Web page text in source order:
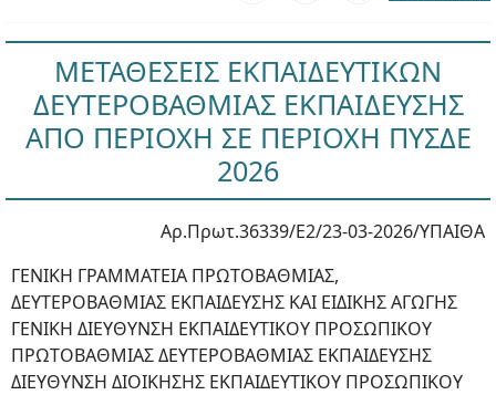
ΜΕΤΑΘΕΣΕΙΣ ΕΚΠΑΙΔΕΥΤΙΚΩΝ
ΔΕΥΤΕΡΟΒΑΘΜΙΑΣ ΕΚΠΑΙΔΕΥΣΗΣ
ΑΠΟ ΠΕΡΙΟΧΗ ΣΕ ΠΕΡΙΟΧΗ ΠΥΣΔΕ
2026
Αρ.Πρωτ.36339/Ε2/23-03-2026/ΥΠΑΙΘΑ
ΓΕΝΙΚΗ ΓΡΑΜΜΑΤΕΙΑ ΠΡΩΤΟΒΑΘΜΙΑΣ,
ΔΕΥΤΕΡΟΒΑΘΜΙΑΣ ΕΚΠΑΙΔΕΥΣΗΣ ΚΑΙ ΕΙΔΙΚΗΣ ΑΓΩΓΗΣ
ΓΕΝΙΚΗ ΔΙΕΥΘΥΝΣΗ ΕΚΠΑΙΔΕΥΤΙΚΟΥ ΠΡΟΣΩΠΙΚΟΥ
ΠΡΩΤΟΒΑΘΜΙΑΣ ΔΕΥΤΕΡΟΒΑΘΜΙΑΣ ΕΚΠΑΙΔΕΥΣΗΣ
ΔΙΕΥΘΥΝΣΗ ΔΙΟΙΚΗΣΗΣ ΕΚΠΑΙΔΕΥΤΙΚΟΥ ΠΡΟΣΩΠΙΚΟΥ